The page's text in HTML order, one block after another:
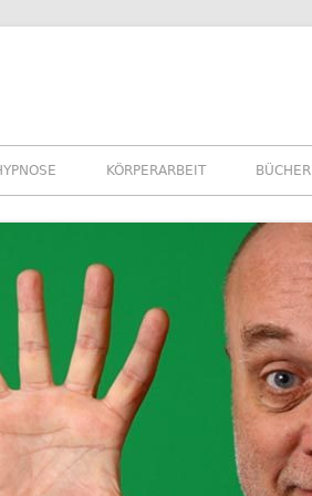
KÖRPERARBEIT BÜCHER